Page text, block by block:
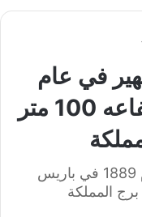
في عام
1889 في باريس وارتفاعه 100 متر
تم بناء برج ايفل الشهير في عام 1889 في باريس